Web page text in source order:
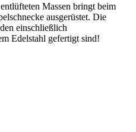
Massen bringt beim
ausgerüstet. Die
einschließlich
Edelstahl gefertigt sind!